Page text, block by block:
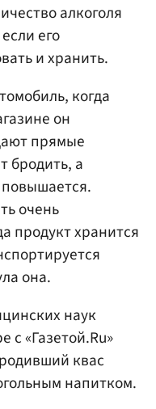
алкоголя
его
и хранить.
когда
он
прямые
бродить, а
очень
продукт хранится
она.
наук
с «Газетой.Ru»
квас
напитком.